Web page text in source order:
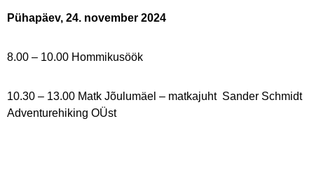
Pühapäev, 24. november 2024
8.00 – 10.00 Hommikusöök
10.30 – 13.00 Matk Jõulumäel – matkajuht Sander Schmidt
Adventurehiking OÜst